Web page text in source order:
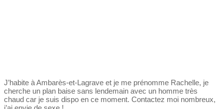
J’habite à Ambarès-et-Lagrave et je me prénomme Rachelle, je
cherche un plan baise sans lendemain avec un homme très
chaud car je suis dispo en ce moment. Contactez moi nombreux,